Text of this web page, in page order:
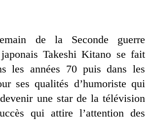
de la Seconde guerre
Takeshi Kitano se fait
les années 70 puis dans les
ses qualités d’humoriste qui
une star de la télévision
qui attire l’attention des